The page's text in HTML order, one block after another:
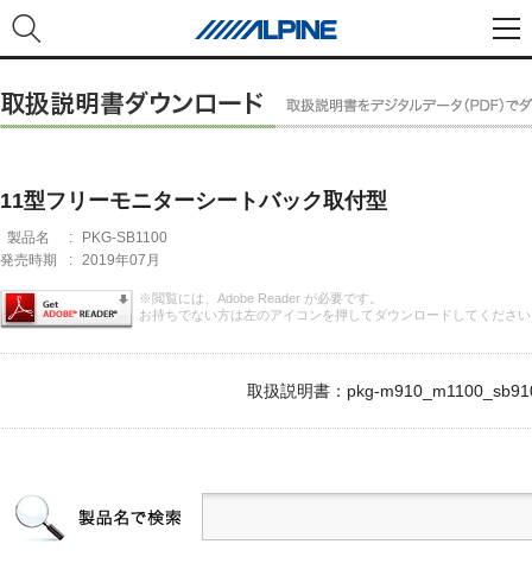
11型フリーモニターシートバック取付型
製品名 :
PKG-SB1100
発売時期
: 2019年07月
※閲覧には、Adobe Reader が必要です。
お持ちでない方は左のアイコンを押してダウンロードしてくださ
取扱説明書：pkg-